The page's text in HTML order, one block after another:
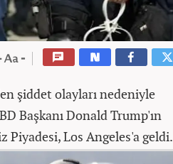
şiddet olayları nedeniyle
Başkanı Donald Trump'ın
Los Angeles'a geldi.